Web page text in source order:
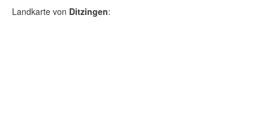
Landkarte von Ditzingen: